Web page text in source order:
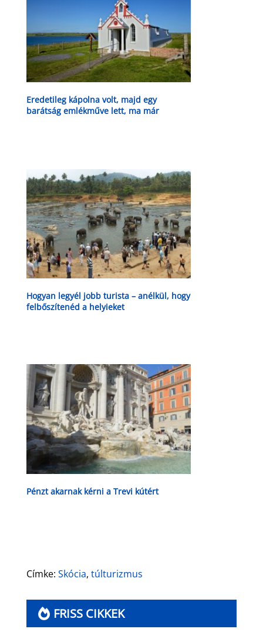
Eredetileg kápolna volt, majd egy
barátság emlékműve lett, ma már
Hogyan legyél jobb turista – anélkül, hogy
felbőszítenéd a helyieket
Pénzt akarnak kérni a Trevi kútért
Címke: Skócia, túlturizmus
FRISS CIKKEK